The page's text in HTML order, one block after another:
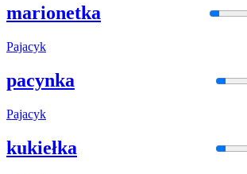
marionetka
Pajacyk
pacynka
Pajacyk
kukiełka